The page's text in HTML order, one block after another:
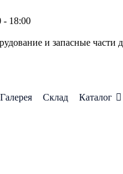
18:00
и запасные
Галерея Склад Каталог